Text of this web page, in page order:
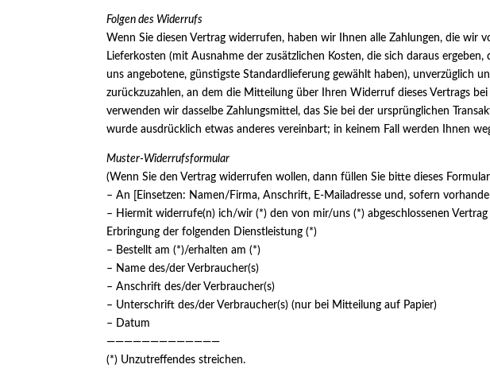
Folgen des Widerrufs
Wenn Sie diesen Vertrag widerrufen, haben wir Ihnen alle Zahlungen, die wir
Lieferkosten (mit Ausnahme der zusätzlichen Kosten, die sich daraus
uns angebotene, günstigste Standardlieferung gewählt haben), unverzüglich
zurückzuzahlen, an dem die Mitteilung über Ihren Widerruf dieses Vertrags
verwenden wir dasselbe Zahlungsmittel, das Sie bei der ursprünglichen
wurde ausdrücklich etwas anderes vereinbart; in keinem Fall werden Ihnen
Muster-Widerrufsformular
(Wenn Sie den Vertrag widerrufen wollen, dann füllen Sie bitte dieses
– An [Einsetzen: Namen/Firma, Anschrift, E-Mailadresse und, sofern
– Hiermit widerrufe(n) ich/wir (*) den von mir/uns (*) abgeschlossenen
Erbringung der folgenden Dienstleistung (*)
– Bestellt am (*)/erhalten am (*)
– Name des/der Verbraucher(s)
– Anschrift des/der Verbraucher(s)
– Unterschrift des/der Verbraucher(s) (nur bei Mitteilung auf Papier)
– Datum
—————————————
(*) Unzutreffendes streichen.